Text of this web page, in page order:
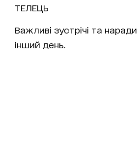
ТЕЛЕЦЬ
Важливі зустрічі та
інший день.